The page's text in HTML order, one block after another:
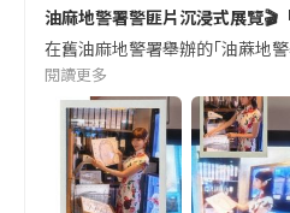
油麻地警署警匪片沉浸式展覽🎬
在舊油麻地警署舉辦的｢油蔴地
閱讀更多